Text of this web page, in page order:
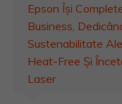
Epson Își
Business,
Sustenabilitate
Heat-Free Și
Laser